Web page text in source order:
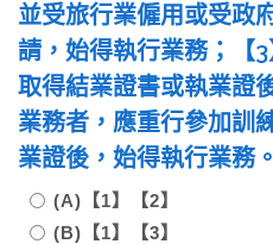
並受旅行業僱用或受政
請，始得執行業務；【
取得結業證書或執業證
業務者，應重行參加訓
業證後，始得執行業務
(A)【1】【2】
(B)【1】【3】